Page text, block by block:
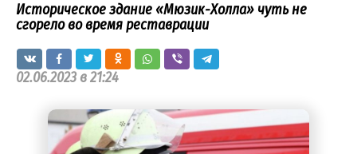
Историческое здание «Мюзик-Холла» чуть не
сгорело во время реставрации
02.06.2023 в 21:24